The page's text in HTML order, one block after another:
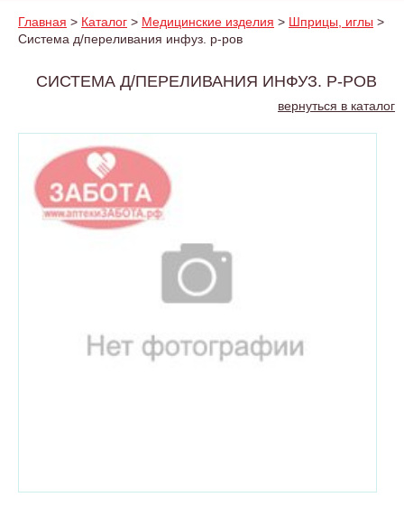
Главная > Каталог > Медицинские изделия > Шприцы, иглы >
Система д/переливания инфуз. р-ров
СИСТЕМА Д/ПЕРЕЛИВАНИЯ ИНФУЗ. Р-РОВ
вернуться в каталог